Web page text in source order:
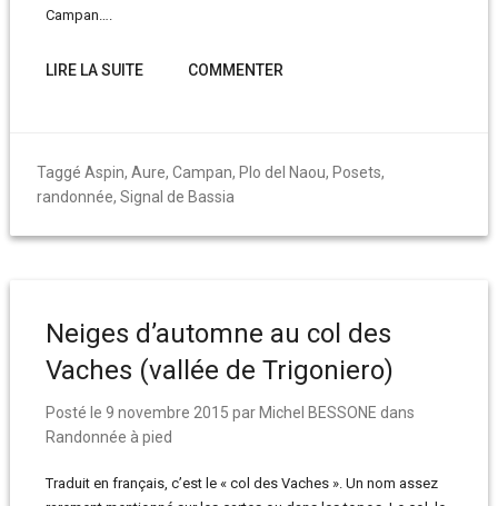
Campan….
LIRE LA SUITE COMMENTER
Taggé Aspin, Aure, Campan, Plo del Naou, Posets,
randonnée, Signal de Bassia
Neiges d’automne au col des
Vaches (vallée de Trigoniero)
Posté le 9 novembre 2015 par Michel BESSONE dans
Randonnée à pied
Traduit en français, c’est le « col des Vaches ». Un nom assez